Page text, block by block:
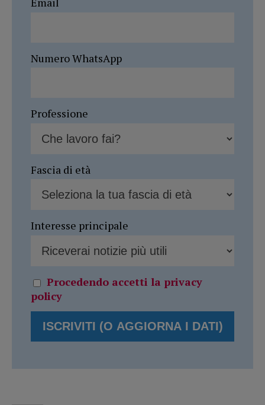
Numero WhatsApp
Professione
Fascia di età
Interesse principale
Procedendo accetti la privacy
policy